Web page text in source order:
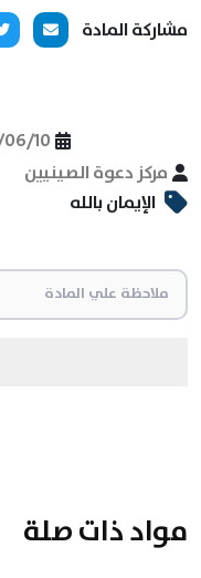
مشاركة المادة
مركز دعوة الصينيين
10
الإيمان بالله
مواد ذات صلة